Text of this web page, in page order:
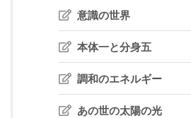
意識の世界
本体一と分身五
調和のエネルギー
あの世の太陽の光